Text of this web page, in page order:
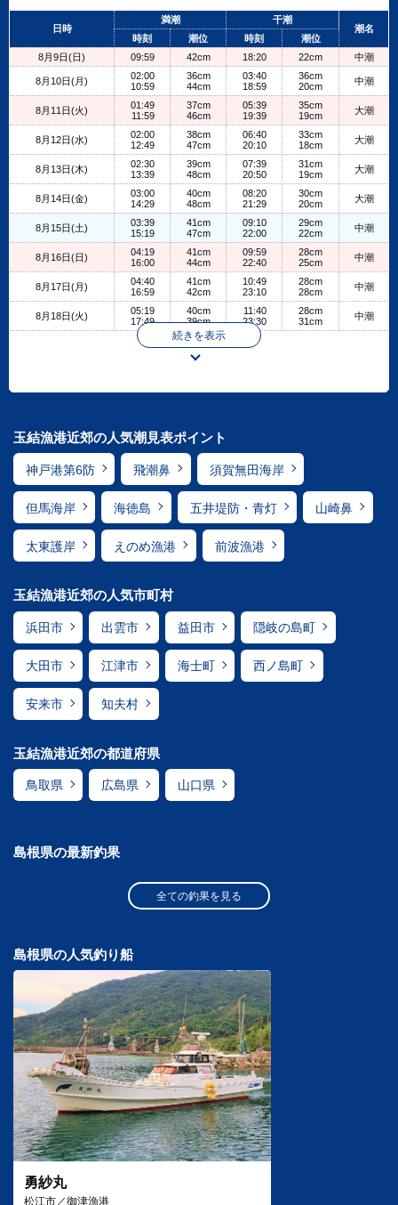
+
日時
満潮
干潮
潮名
時刻
潮位 時刻
潮位
8月9日(日)
09:59 42cm 18:20 22cm 中潮
8月10日(月)
02:00
10:59
36cm
44cm
03:40
18:59
36cm
20cm
中潮
8月11日(火)
01:49
11:59
37cm
46cm
05:39
19:39
35cm
19cm
大潮
8月12日(水)
02:00
12:49
38cm
47cm
06:40
20:10
33cm
18cm
大潮
8月13日(木)
02:30
13:39
39cm
48cm
07:39
20:50
31cm
19cm
大潮
8月14日(金)
03:00
14:29
40cm
48cm
08:20
21:29
30cm
20cm
大潮
8月15日(土)
03:39
15:19
41cm
47cm
09:10
22:00
29cm
22cm
中潮
8月16日(日)
04:19
16:00
41cm
44cm
09:59
22:40
28cm
25cm
中潮
8月17日(月)
04:40
16:59
41cm
42cm
10:49
23:10
28cm
28cm
中潮
8月18日(火)
05:19
17:49
40cm
39cm
11:40
23:30
28cm
31cm
中潮
続きを表示
玉結漁港近郊の人気潮見表ポイント
神戸港第6防 飛潮鼻 須賀無田海岸
但馬海岸 海徳島 五井堤防・青灯 山崎鼻
太東護岸 えのめ漁港 前波漁港
玉結漁港近郊の人気市町村
浜田市 出雲市 益田市 隠岐の島町
大田市 江津市 海士町 西ノ島町
安来市 知夫村
玉結漁港近郊の都道府県
鳥取県 広島県 山口県
島根県の最新釣果
全ての釣果を見る
島根県の人気釣り船
勇紗丸
松江市／御津漁港